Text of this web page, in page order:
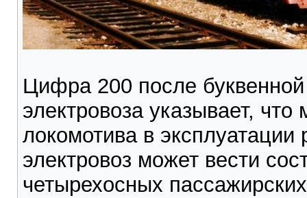
Цифра 200 после
электровоза указывает,
локомотива в
электровоз может вести
четырехосных